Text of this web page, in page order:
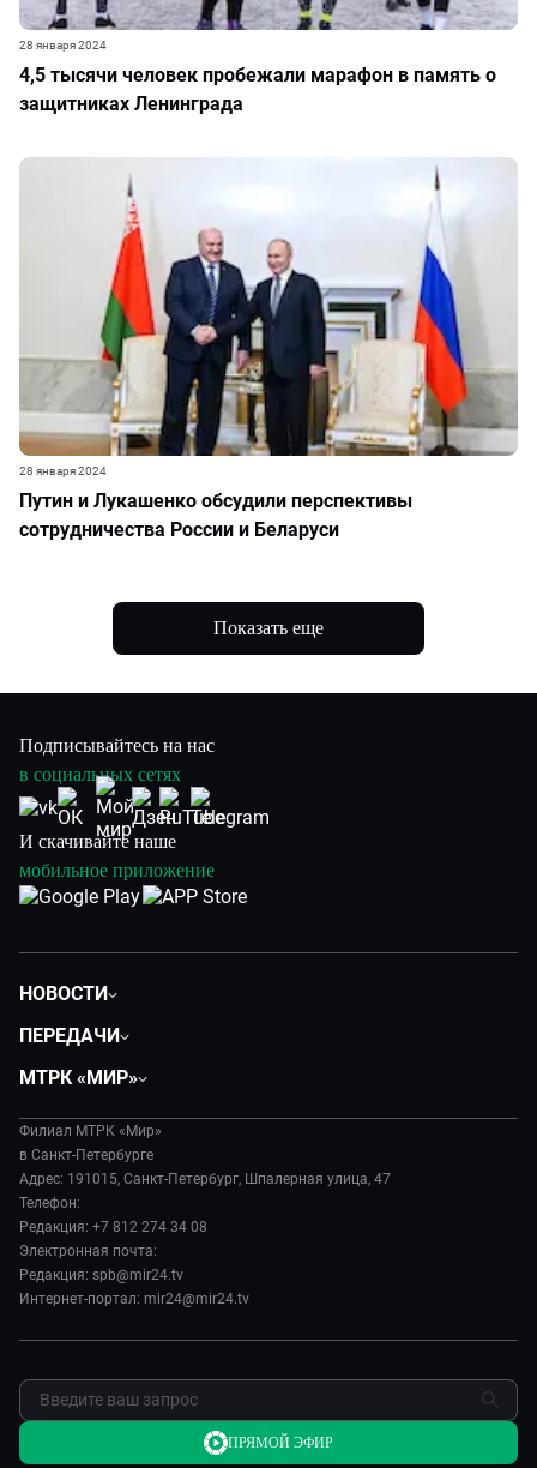
4,5 тысячи человек пробежали марафон в память о
защитниках Ленинграда
28 января 2024
Путин и Лукашенко обсудили перспективы
сотрудничества России и Беларуси
28 января 2024
Показать еще
Подписывайтесь на нас
в социальных сетях
И скачивайте наше
мобильное приложение
НОВОСТИ
Происшествия
Экономика
Культура
ПЕРЕДАЧИ
Игра в кино
Исторический детектив
Миллион за 5 минут
МИР. Мнение
Мировое соглашение
Пять причин поехать в...
МТРК «МИР»
История
Руководство
Новости компании
Пресса о нас
Карьера
Реклама
Обратная связь
Филиал МТРК «Мир»
в Санкт-Петербурге
Адрес: 191015, Санкт-Петербург, Шпалерная улица, 47
Телефон:
Редакция: +7 812 274 34 08
Электронная почта:
Редакция: spb@mir24.tv
Интернет-портал: mir24@mir24.tv
ПРЯМОЙ ЭФИР